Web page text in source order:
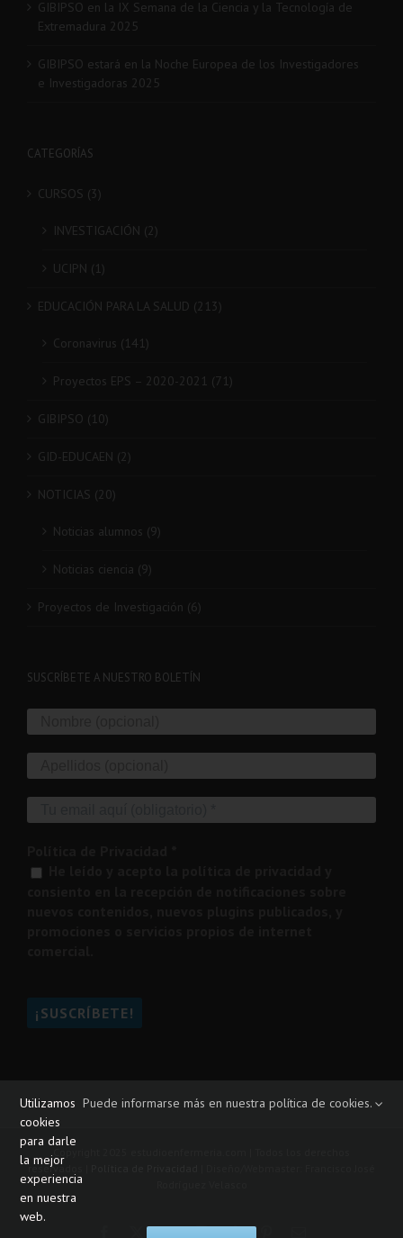
GIBIPSO en la IX Semana de la Ciencia y la Tecnología de
Extremadura 2025
GIBIPSO estará en la Noche Europea de los Investigadores
e Investigadoras 2025
CATEGORÍAS
CURSOS (3)
INVESTIGACIÓN (2)
UCIPN (1)
EDUCACIÓN PARA LA SALUD (213)
Coronavirus (141)
Proyectos EPS – 2020-2021 (71)
GIBIPSO (10)
GID-EDUCAEN (2)
NOTICIAS (20)
Noticias alumnos (9)
Noticias ciencia (9)
Proyectos de Investigación (6)
SUSCRÍBETE A NUESTRO BOLETÍN
reservados |
Facebook
X InstagramTiktok
Utilizamos
cookies
para darle
la mejor
experiencia
en nuestra
web.
Puede informarse más en nuestra política de cookies.